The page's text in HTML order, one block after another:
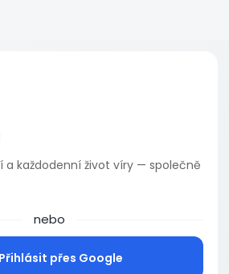
a každodenní život víry — společně
nebo
Přihlásit přes Google